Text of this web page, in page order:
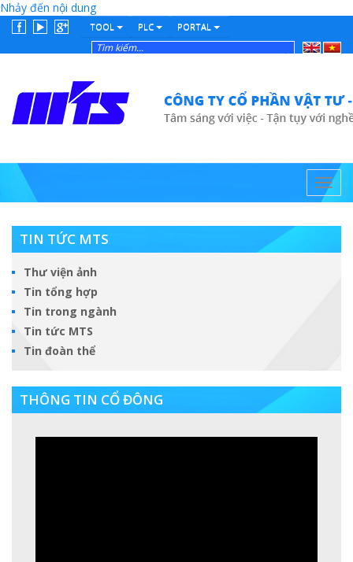
Nhảy đến nội dung
PORTAL
PLC
TOOL
English Tiếng
Việt
TIN TỨC MTS
Thư viện ảnh
Tin tổng hợp
Tin trong ngành
Tin tức MTS
Tin đoàn thể
THÔNG TIN CỔ ĐÔNG